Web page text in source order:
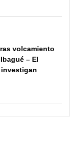
volcamiento
– El